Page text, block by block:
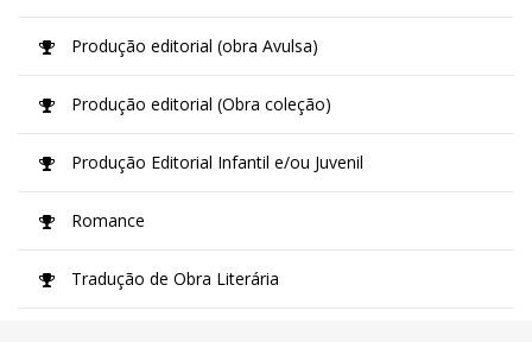
Produção editorial (obra Avulsa)
Produção editorial (Obra coleção)
Produção Editorial Infantil e/ou Juvenil
Romance
Tradução de Obra Literária